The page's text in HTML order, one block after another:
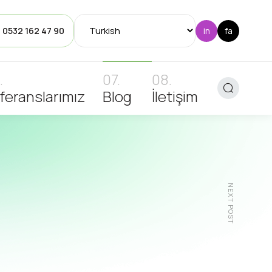
0532 162 47 90
Blog İletişim
NEXT POST